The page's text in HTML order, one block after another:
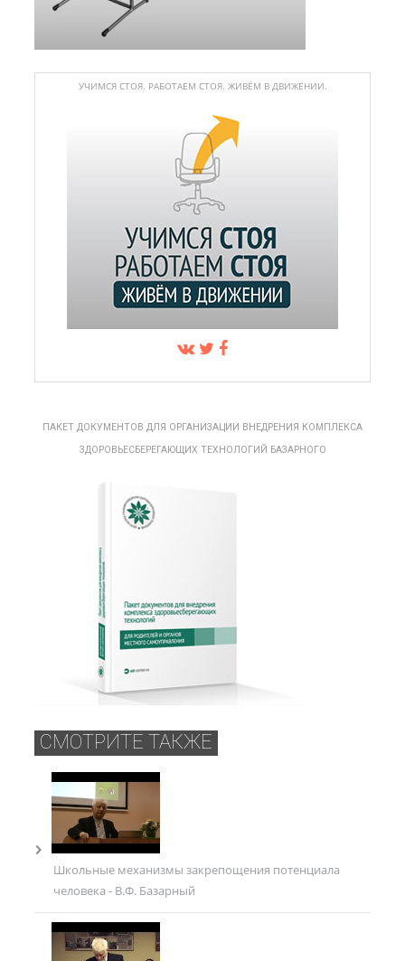
УЧИМСЯ СТОЯ. РАБОТАЕМ СТОЯ. ЖИВЁМ В ДВИЖЕНИИ.
ПАКЕТ ДОКУМЕНТОВ ДЛЯ ОРГАНИЗАЦИИ ВНЕДРЕНИЯ КОМПЛЕКСА
ЗДОРОВЬЕСБЕРЕГАЮЩИХ ТЕХНОЛОГИЙ БАЗАРНОГО
СМОТРИТЕ ТАКЖЕ
Школьные механизмы закрепощения потенциала
человека - В.Ф. Базарный